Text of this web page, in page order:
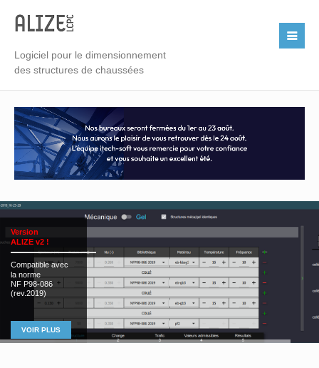
Logiciel pour le dimensionnement
des structures de chaussées
Version
ALIZE v2 !
Compatible avec
la norme
NF P98-086
(rev.2019)
VOIR PLUS
Merci de renseigner une adresse email valide. Les informations
utilisées à des fins d'emailing par itech-soft uniquement. Aucune
Mme Mr